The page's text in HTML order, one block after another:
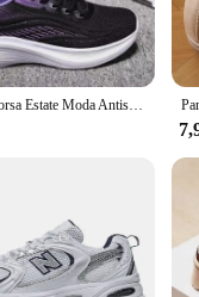
Casual Corsa Estate Moda Antiscivolo Escursionismo Mesh Traspirabilità Scarpe da ginnastica Tennis Donna Tendenza 2024 Donna Sneakers Coppia